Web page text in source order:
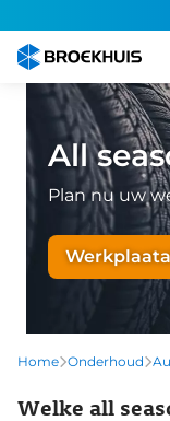
naar
inhoud
All
Plan nu uw
Home Onderhoud
Welke all